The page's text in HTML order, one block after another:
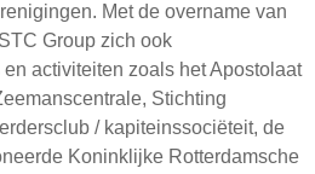
Met de overname van
Group zich ook
activiteiten zoals het Apostolaat
Stichting
/ kapiteinssociëteit, de
Koninklijke Rotterdamsche